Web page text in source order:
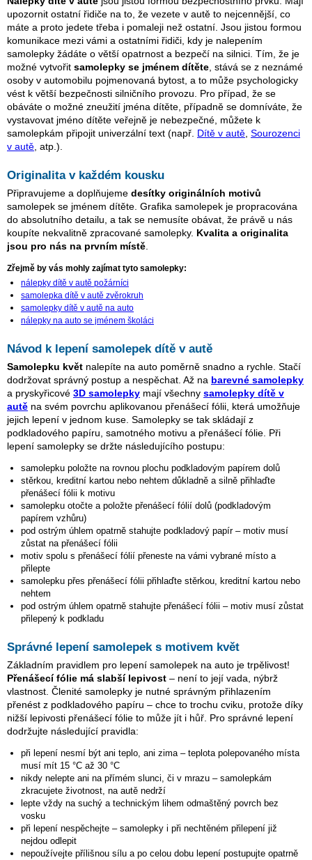
upozornit ostatní řidiče na to, že vezete v autě to nejcennější, co
máte a proto jedete třeba i pomaleji než ostatní. Jsou jistou formou
komunikace mezi vámi a ostatními řidiči, kdy je nalepením
samolepky žádáte o větší opatrnost a bezpečí na silnici. Tím, že je
možné vytvořit samolepky se jménem dítěte , stává se z neznámé
osoby v automobilu pojmenovaná bytost, a to může psychologicky
vést k větší bezpečnosti silničního provozu. Pro případ, že se
obáváte o možné zneužití jména dítěte, případně se domníváte, že
vystavovat jméno dítěte veřejně je nebezpečné, můžete k
samolepkám připojit univerzální text (např. Dítě v autě Sourozenci
v autě , atp.).
Originalita v každém kousku
Připravujeme a doplňujeme desítky originálních motivů
samolepek se jménem dítěte. Grafika samolepek je propracována
do absolutního detailu, a tak se nemusíte obávat, že právě u nás
koupíte nekvalitně zpracované samolepky. Kvalita a originalita
jsou pro nás na prvním místě
Zřejmě by vás mohly zajímat tyto samolepky:
nálepky dítě v autě požárníci
samolepka dítě v autě zvěrokruh
samolepky dítě v autě na auto
nálepky na auto se jménem školáci
Návod k lepení samolepek dítě v autě
Samolepku květ nalepíte na auto poměrně snadno a rychle. Stačí
dodržovat správný postup a nespěchat. Až na barevné samolepky
a pryskyřicové 3D samolepky mají všechny samolepky dítě v
autě na svém povrchu aplikovanou přenášecí fólii, která umožňuje
jejich lepení v jednom kuse. Samolepky se tak skládají z
podkladového papíru, samotného motivu a přenášecí fólie. Při
lepení samolepky se držte následujícího postupu:
samolepku položte na rovnou plochu podkladovým papírem dolů
stěrkou, kreditní kartou nebo nehtem důkladně a silně přihlaďte
přenášecí fólii k motivu
samolepku otočte a položte přenášecí fólií dolů (podkladovým
papírem vzhůru)
pod ostrým úhlem opatrně stahujte podkladový papír – motiv musí
zůstat na přenášecí fólii
motiv spolu s přenášecí fólií přeneste na vámi vybrané místo a
přilepte
samolepku přes přenášecí fólii přihlaďte stěrkou, kreditní kartou nebo
nehtem
pod ostrým úhlem opatrně stahujte přenášecí fólii – motiv musí zůstat
přilepený k podkladu
Správné lepení samolepek s motivem květ
Základním pravidlem pro lepení samolepek na auto je trpělivost!
Přenášecí fólie má slabší lepivost – není to její vada, nýbrž
vlastnost. Členité samolepky je nutné správným přihlazením
přenést z podkladového papíru – chce to trochu cviku, protože díky
nižší lepivosti přenášecí fólie to může jít i hůř. Pro správné lepení
dodržujte následující pravidla:
při lepení nesmí být ani teplo, ani zima – teplota polepovaného místa
musí mít 15 °C až 30 °C
nikdy nelepte ani na přímém slunci, či v mrazu – samolepkám
zkracujete životnost, na autě nedrží
lepte vždy na suchý a technickým lihem odmaštěný povrch bez
vosku
při lepení nespěchejte – samolepky i při nechtěném přilepení již
nejdou odlepit
nepoužívejte přílišnou sílu a po celou dobu lepení postupujte opatrně